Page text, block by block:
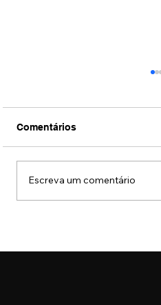
Comentários
Escreva um comentário